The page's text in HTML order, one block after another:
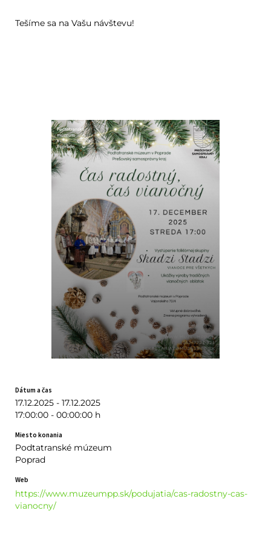
Tešíme sa na Vašu návštevu!
Dátum a čas
17.12.2025 - 17.12.2025
17:00:00 - 00:00:00 h
Miesto konania
Podtatranské múzeum
Poprad
Web
https://www.muzeumpp.sk/podujatia/cas-radostny-cas-
vianocny/